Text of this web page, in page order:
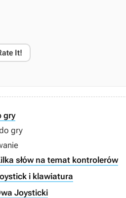
It!
gry
gry
słów na temat kontrolerów
i klawiatura
Joysticki